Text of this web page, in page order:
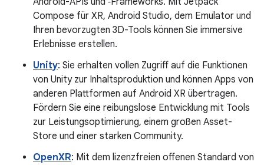
Compose für XR, Android Studio, dem Emulator und
Ihren bevorzugten 3D-Tools können Sie immersive
Erlebnisse erstellen.
Unity: Sie erhalten vollen Zugriff auf die Funktionen
von Unity zur Inhaltsproduktion und können Apps von
anderen Plattformen auf Android XR übertragen.
Fördern Sie eine reibungslose Entwicklung mit Tools
zur Leistungsoptimierung, einem großen Asset-
Store und einer starken Community.
OpenXR: Mit dem lizenzfreien offenen Standard von